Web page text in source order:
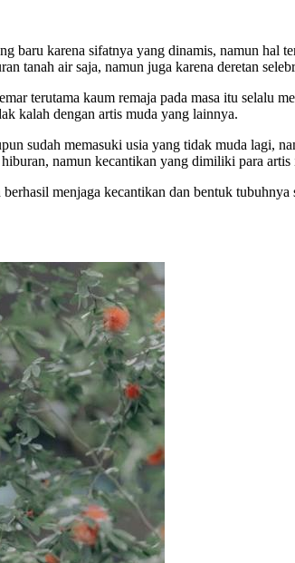
baru karena sifatnya yang dinamis, namun hal
tanah air saja, namun juga karena deretan
terutama kaum remaja pada masa itu selalu
kalah dengan artis muda yang lainnya.
sudah memasuki usia yang tidak muda lagi,
namun kecantikan yang dimiliki para
menjaga kecantikan dan bentuk